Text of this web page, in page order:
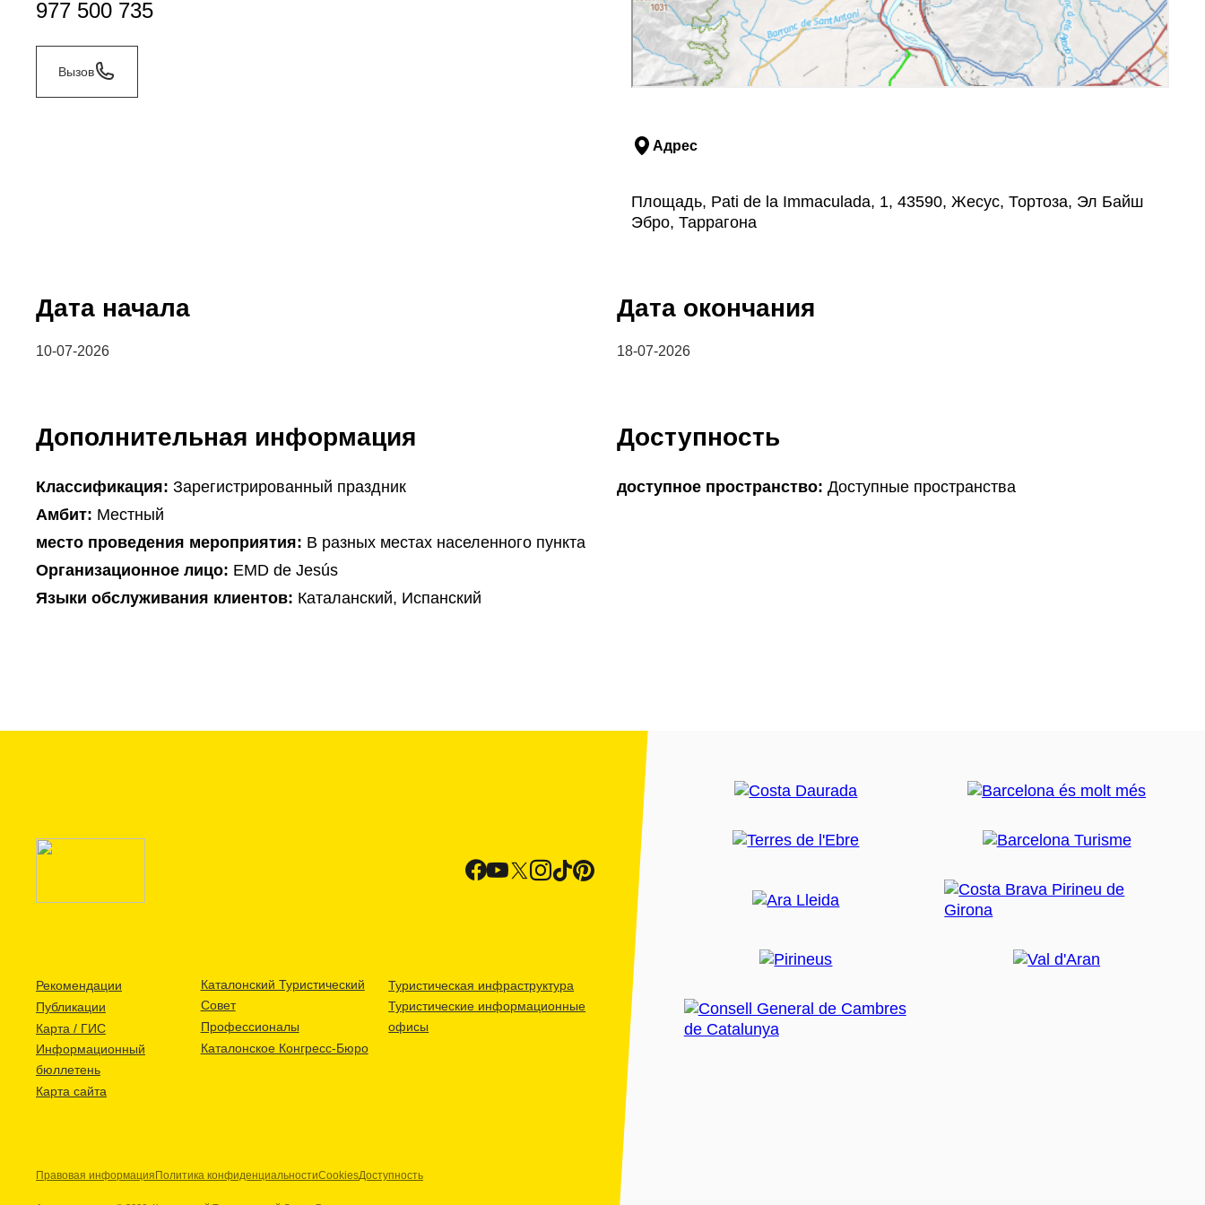
977 500 735
Вызов
Адрес
Площадь, Pati de la Immaculada, 1, 43590, Жесус, Тортоза, Эл Байш
Эбро, Таррагона
Дата начала
10-07-2026
Дата окончания
18-07-2026
Дополнительная информация
Классификация: Зарегистрированный праздник
Амбит: Местный
место проведения мероприятия: В разных местах населенного пункта
Организационное лицо: EMD de Jesús
Языки обслуживания клиентов: Каталанский, Испанский
Доступность
доступное пространство: Доступные пространства
Рекомендации
Публикации
Карта / ГИС
Информационный
бюллетень
Карта сайта
Каталонский Туристический
Совет
Профессионалы
Каталонское Конгресс-Бюро
Туристическая инфраструктура
Туристические информационные
офисы
Правовая информация Политика конфиденциальностиCookiesДоступность